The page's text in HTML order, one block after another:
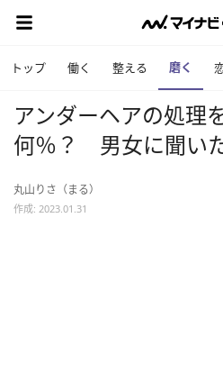
トップ 働く 整える 磨く
アンダーヘアの処理
何％？ 男女に聞い
丸山りさ（まる）
作成: 2023.01.31